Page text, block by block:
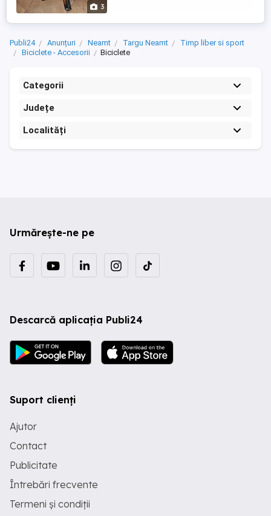
3
Publi24 Anunțuri Neamt Targu Neamt
Timp liber si sport
Biciclete - Accesorii
Biciclete
Categorii
Județe
Localități
Urmărește-ne pe
Descarcă aplicația Publi24
Suport clienți
Ajutor
Contact
Publicitate
Întrebări frecvente
Termeni și condiții